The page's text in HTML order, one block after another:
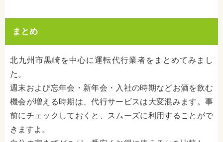
まとめ
北九州市黒崎を中心に運転代行業者をまとめてみまし
た。
週末および忘年会・新年会・入社の時期などお酒を飲む
機会が増える時期は、代行サービスは大変混みます。事
前にチェックしておくと、スムーズに利用することがで
きますよ。